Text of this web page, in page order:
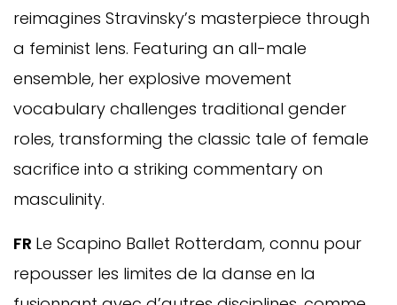
reimagines Stravinsky’s masterpiece through
a feminist lens. Featuring an all-male
ensemble, her explosive movement
vocabulary challenges traditional gender
roles, transforming the classic tale of female
sacrifice into a striking commentary on
masculinity.
FR Le Scapino Ballet Rotterdam, connu pour
repousser les limites de la danse en la